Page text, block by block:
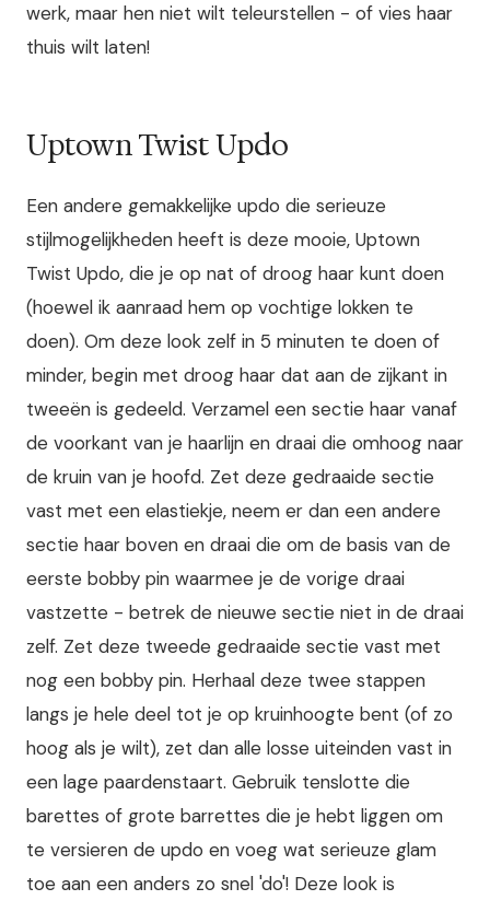
werk, maar hen niet wilt teleurstellen - of vies haar
thuis wilt laten!
Uptown Twist Updo
Een andere gemakkelijke updo die serieuze
stijlmogelijkheden heeft is deze mooie, Uptown
Twist Updo, die je op nat of droog haar kunt doen
(hoewel ik aanraad hem op vochtige lokken te
doen). Om deze look zelf in 5 minuten te doen of
minder, begin met droog haar dat aan de zijkant in
tweeën is gedeeld. Verzamel een sectie haar vanaf
de voorkant van je haarlijn en draai die omhoog naar
de kruin van je hoofd. Zet deze gedraaide sectie
vast met een elastiekje, neem er dan een andere
sectie haar boven en draai die om de basis van de
eerste bobby pin waarmee je de vorige draai
vastzette - betrek de nieuwe sectie niet in de draai
zelf. Zet deze tweede gedraaide sectie vast met
nog een bobby pin. Herhaal deze twee stappen
langs je hele deel tot je op kruinhoogte bent (of zo
hoog als je wilt), zet dan alle losse uiteinden vast in
een lage paardenstaart. Gebruik tenslotte die
barettes of grote barrettes die je hebt liggen om
te versieren de updo en voeg wat serieuze glam
toe aan een anders zo snel 'do'! Deze look is